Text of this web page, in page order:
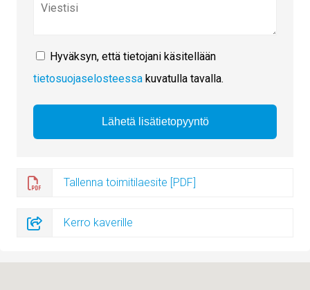
Hyväksyn, että tietojani käsitellään
tietosuojaselosteessa kuvatulla tavalla.
Tallenna toimitilaesite [PDF]
Kerro kaverille